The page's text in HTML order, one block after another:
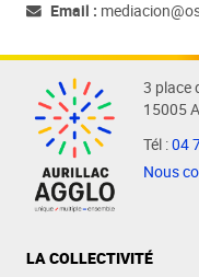
Email :
3 place
15005
Tél :04
Nous
LA COLLECTIVITÉ